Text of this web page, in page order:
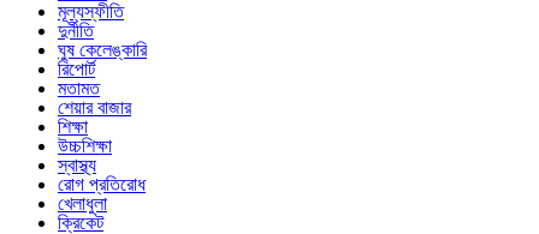
মূল্যস্ফীতি
দুর্নীতি
ঘুষ কেলেঙ্কারি
রিপোর্ট
মতামত
শেয়ার বাজার
শিক্ষা
উচ্চশিক্ষা
স্বাস্থ্য
রোগ প্রতিরোধ
খেলাধুলা
ক্রিকেট